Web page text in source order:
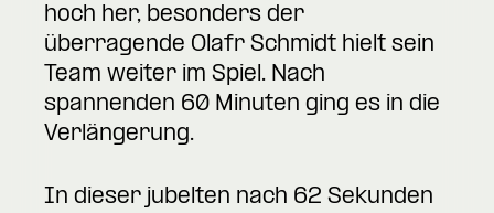
hoch her, besonders der
überragende Olafr Schmidt hielt sein
Team weiter im Spiel. Nach
spannenden 60 Minuten ging es in die
Verlängerung.
In dieser jubelten nach 62 Sekunden